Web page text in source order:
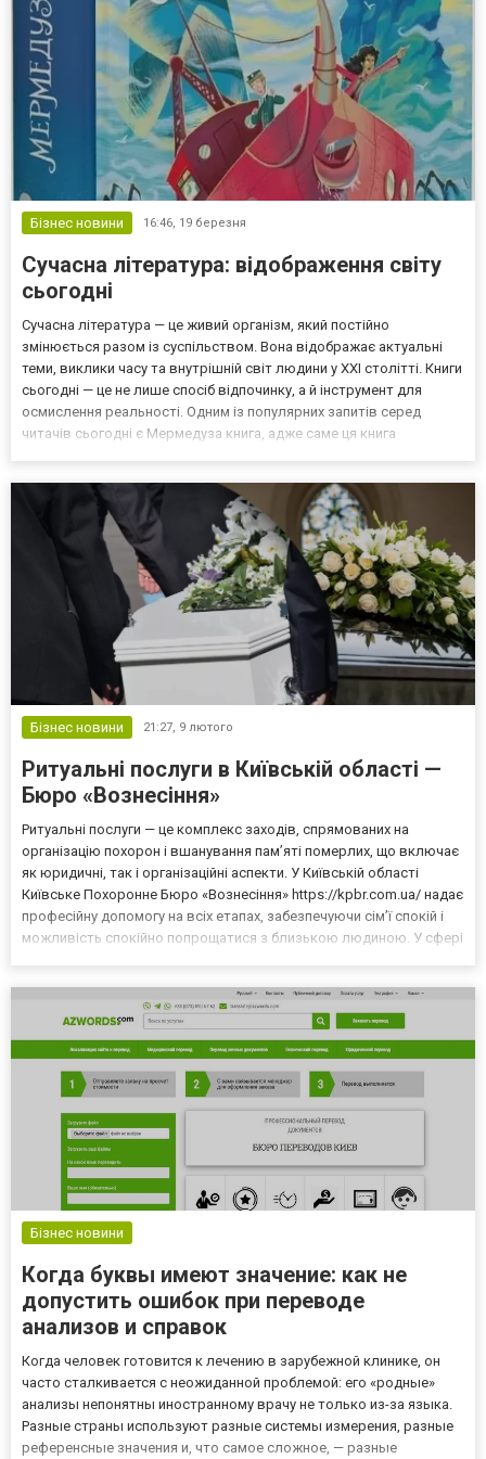
Бізнес новини 16:46, 19 березня
Сучасна література: відображення світу
сьогодні
Сучасна література — це живий організм, який постійно
змінюється разом із суспільством. Вона відображає актуальні
теми, виклики часу та внутрішній світ людини у XXI столітті. Книги
сьогодні — це не лише спосіб відпочинку, а й інструмент для
осмислення реальності. Одним із популярних запитів серед
читачів сьогодні є Мермедуза книга, адже саме ця книга
Бізнес новини 21:27, 9 лютого
Ритуальні послуги в Київській області —
Бюро «Вознесіння»
Ритуальні послуги — це комплекс заходів, спрямованих на
організацію похорон і вшанування пам’яті померлих, що включає
як юридичні, так і організаційні аспекти. У Київській області
Київське Похоронне Бюро «Вознесіння» https://kpbr.com.ua/ надає
професійну допомогу на всіх етапах, забезпечуючи сім’ї спокій і
можливість спокійно попрощатися з близькою людиною. У сфері
Бізнес новини
Когда буквы имеют значение: как не
допустить ошибок при переводе
анализов и справок
Когда человек готовится к лечению в зарубежной клинике, он
часто сталкивается с неожиданной проблемой: его «родные»
анализы непонятны иностранному врачу не только из-за языка.
Разные страны используют разные системы измерения, разные
референсные значения и, что самое сложное, — разные